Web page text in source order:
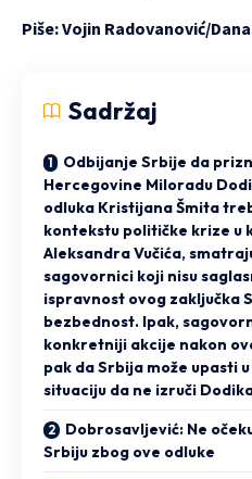
Piše: Vojin Radovanović/
Sadržaj
Odbijanje Srbije da
Hercegovine Miloradu
odluka Kristijana Šmita
kontekstu političke krize u
Aleksandra Vučića,
sagovornici koji nisu
ispravnost ovog zaključka
bezbednost. Ipak,
konkretniji akcije nakon
pak da Srbija može upasti
situaciju da ne izruči
Dobrosavljević: Ne
Srbiju zbog ove odluke